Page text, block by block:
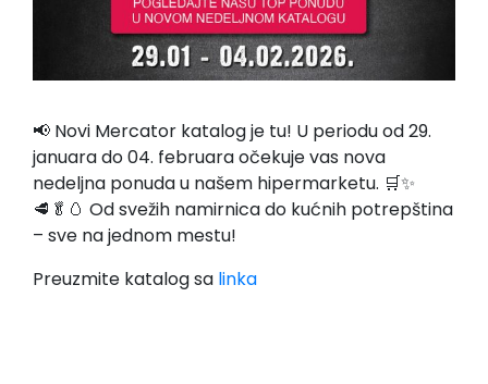
📢 Novi Mercator katalog je tu! U periodu od 29.
januara do 04. februara očekuje vas nova
nedeljna ponuda u našem hipermarketu. 🛒✨
🥩🥬🥚 Od svežih namirnica do kućnih potrepština
– sve na jednom mestu!
Preuzmite katalog sa linka